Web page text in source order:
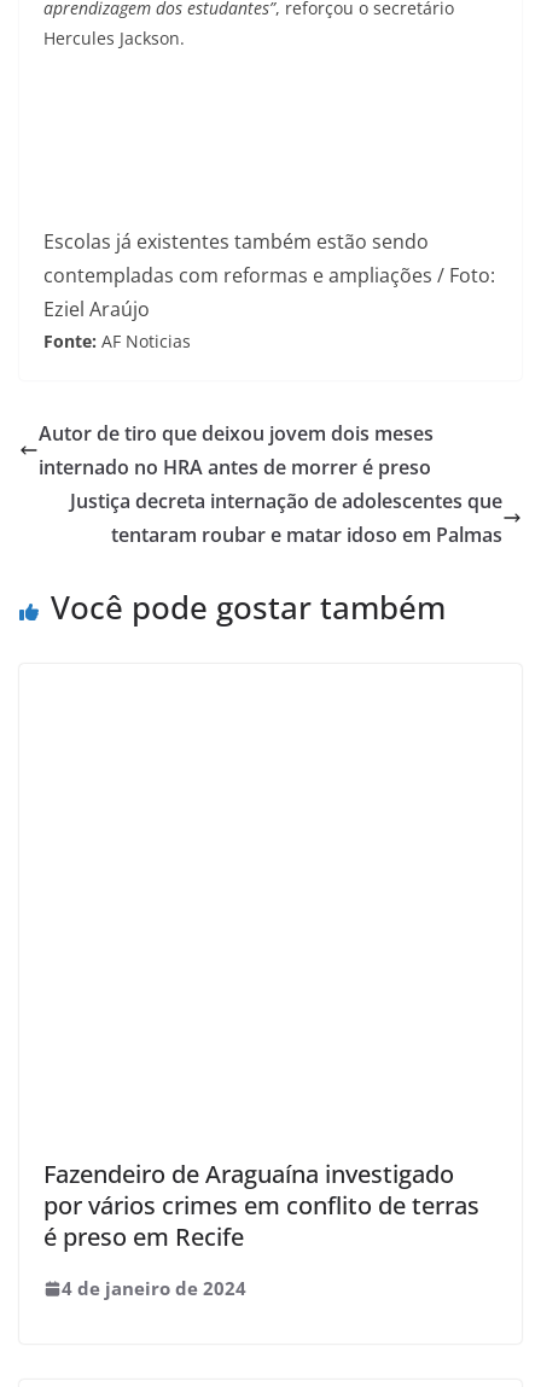
aprendizagem dos estudantes”, reforçou o secretário
Hercules Jackson.
Escolas já existentes também estão sendo
contempladas com reformas e ampliações / Foto:
Eziel Araújo
Fonte: AF Noticias
Autor de tiro que deixou jovem dois meses
internado no HRA antes de morrer é preso
Justiça decreta internação de adolescentes que
tentaram roubar e matar idoso em Palmas
Você pode gostar também
Fazendeiro de Araguaína investigado
por vários crimes em conflito de terras
é preso em Recife
4 de janeiro de 2024